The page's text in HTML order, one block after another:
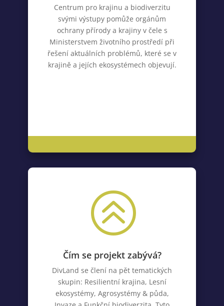
Centrum pro krajinu a biodiverzitu
svými výstupy pomůže orgánům
ochrany přírody a krajiny v čele s
Ministerstvem životního prostředí při
řešení aktuálních problémů, které se v
krajině a jejích ekosystémech objevují.
>
Čím se projekt zabývá?
DivLand se člení na pět tematických
skupin: Resilientní krajina, Lesní
ekosystémy, Agrosystémy & půda,